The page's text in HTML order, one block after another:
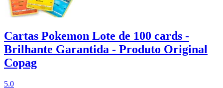
Cartas Pokemon Lote de 100 cards -
Brilhante Garantida - Produto Original
Copag
5.0